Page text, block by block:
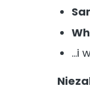
…i